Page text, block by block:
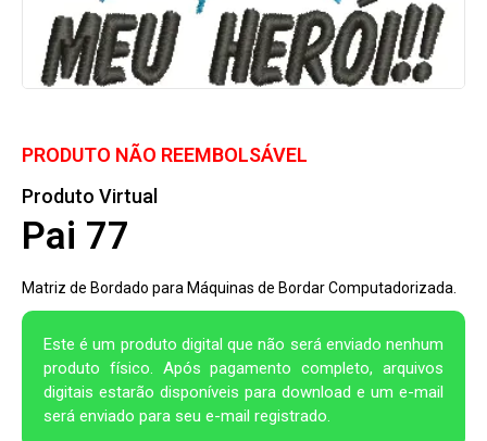
PRODUTO NÃO REEMBOLSÁVEL
Produto Virtual
Pai 77
Matriz de Bordado para Máquinas de Bordar Computadorizada.
Este é um produto digital que não será enviado nenhum
produto físico. Após pagamento completo, arquivos
digitais estarão disponíveis para download e um e-mail
será enviado para seu e-mail registrado.